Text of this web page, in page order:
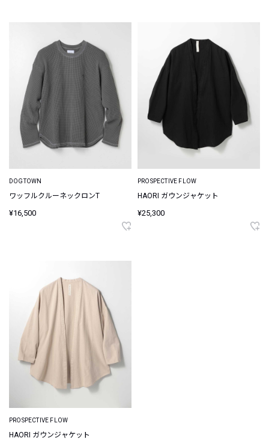
DOGTOWN
ワッフルクルーネックロンT
¥16,500
PROSPECTIVE FLOW
HAORI ガウンジャケット
¥25,300
PROSPECTIVE FLOW
HAORI ガウンジャケット